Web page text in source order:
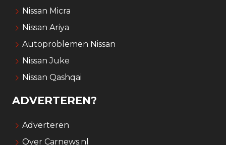
Nissan Micra
Nissan Ariya
Autoproblemen Nissan
Nissan Juke
Nissan Qashqai
ADVERTEREN?
Adverteren
Over Carnews.nl